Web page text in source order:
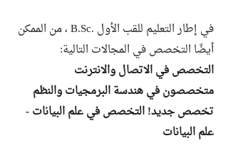
في إطار التعليم للقب الأول .B.Sc ، من الممكن
أيضًا التخصص في المجالات التالية:
التخصص في الاتصال والانترنت
متخصصون في هندسة البرمجيات والنظم
تخصص جديد! التخصص في علم البيانات -
علم البيانات